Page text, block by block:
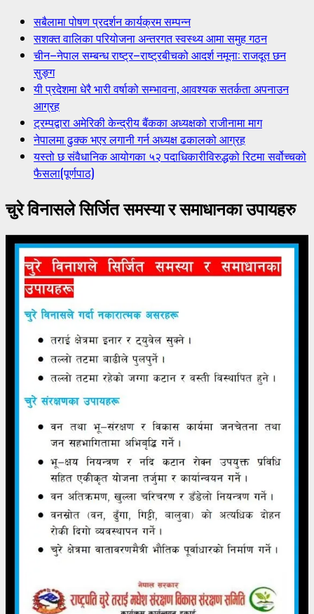
सबैलामा पोषण प्रदर्शन कार्यक्रम सम्पन्न
सशक्त वालिका परियोजना अन्तरगत स्वस्थ्य आमा समुह गठन
चीन–नेपाल सम्बन्ध राष्ट्र–राष्ट्रबीचको आदर्श नमूना: राजदूत छन
सुङ्ग
यी प्रदेशमा धेरै भारी वर्षाको सम्भावना, आवश्यक सतर्कता अपनाउन
आग्रह
ट्रम्पद्वारा अमेरिकी केन्द्रीय बैंकका अध्यक्षको राजीनामा माग
नेपालमा ढुक्क भएर लगानी गर्न अध्यक्ष ढकालको आग्रह
यस्तो छ संवैधानिक आयोगका ५२ पदाधिकारीविरुद्धको रिटमा सर्वोच्चको
फैसला(पूर्णपाठ)
चुरे विनासले सिर्जित समस्या र समाधानका उपायहरु